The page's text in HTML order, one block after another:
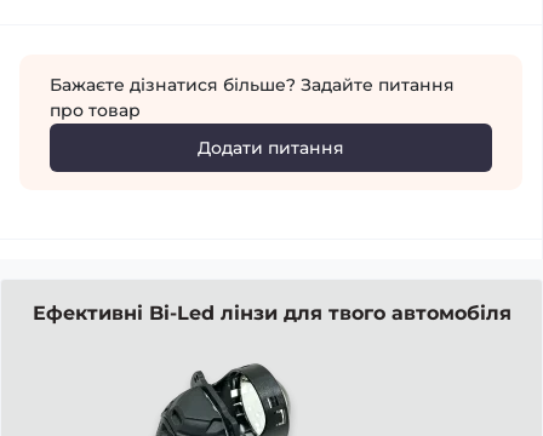
Бажаєте дізнатися більше? Задайте питання
про товар
Додати питання
Ефективні Bi-Led лінзи для твого автомобіля